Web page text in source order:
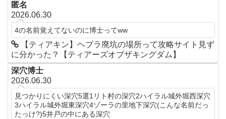
匿名
2026.06.30
4の名前覚えてないのに博士ってww
【ティアキン】ヘブラ廃坑の場所って攻略サイト見ず
に分かった？【ティアーズオブザキングダム】
深穴博士
2026.06.30
見つかりにくい深穴5選1リト村の深穴2ハイラル城外堀西深穴
3ハイラル城外堀東深穴4ゾーラの里地下深穴(こんな名前だっ
たっけ?)5井戸の中にある深穴